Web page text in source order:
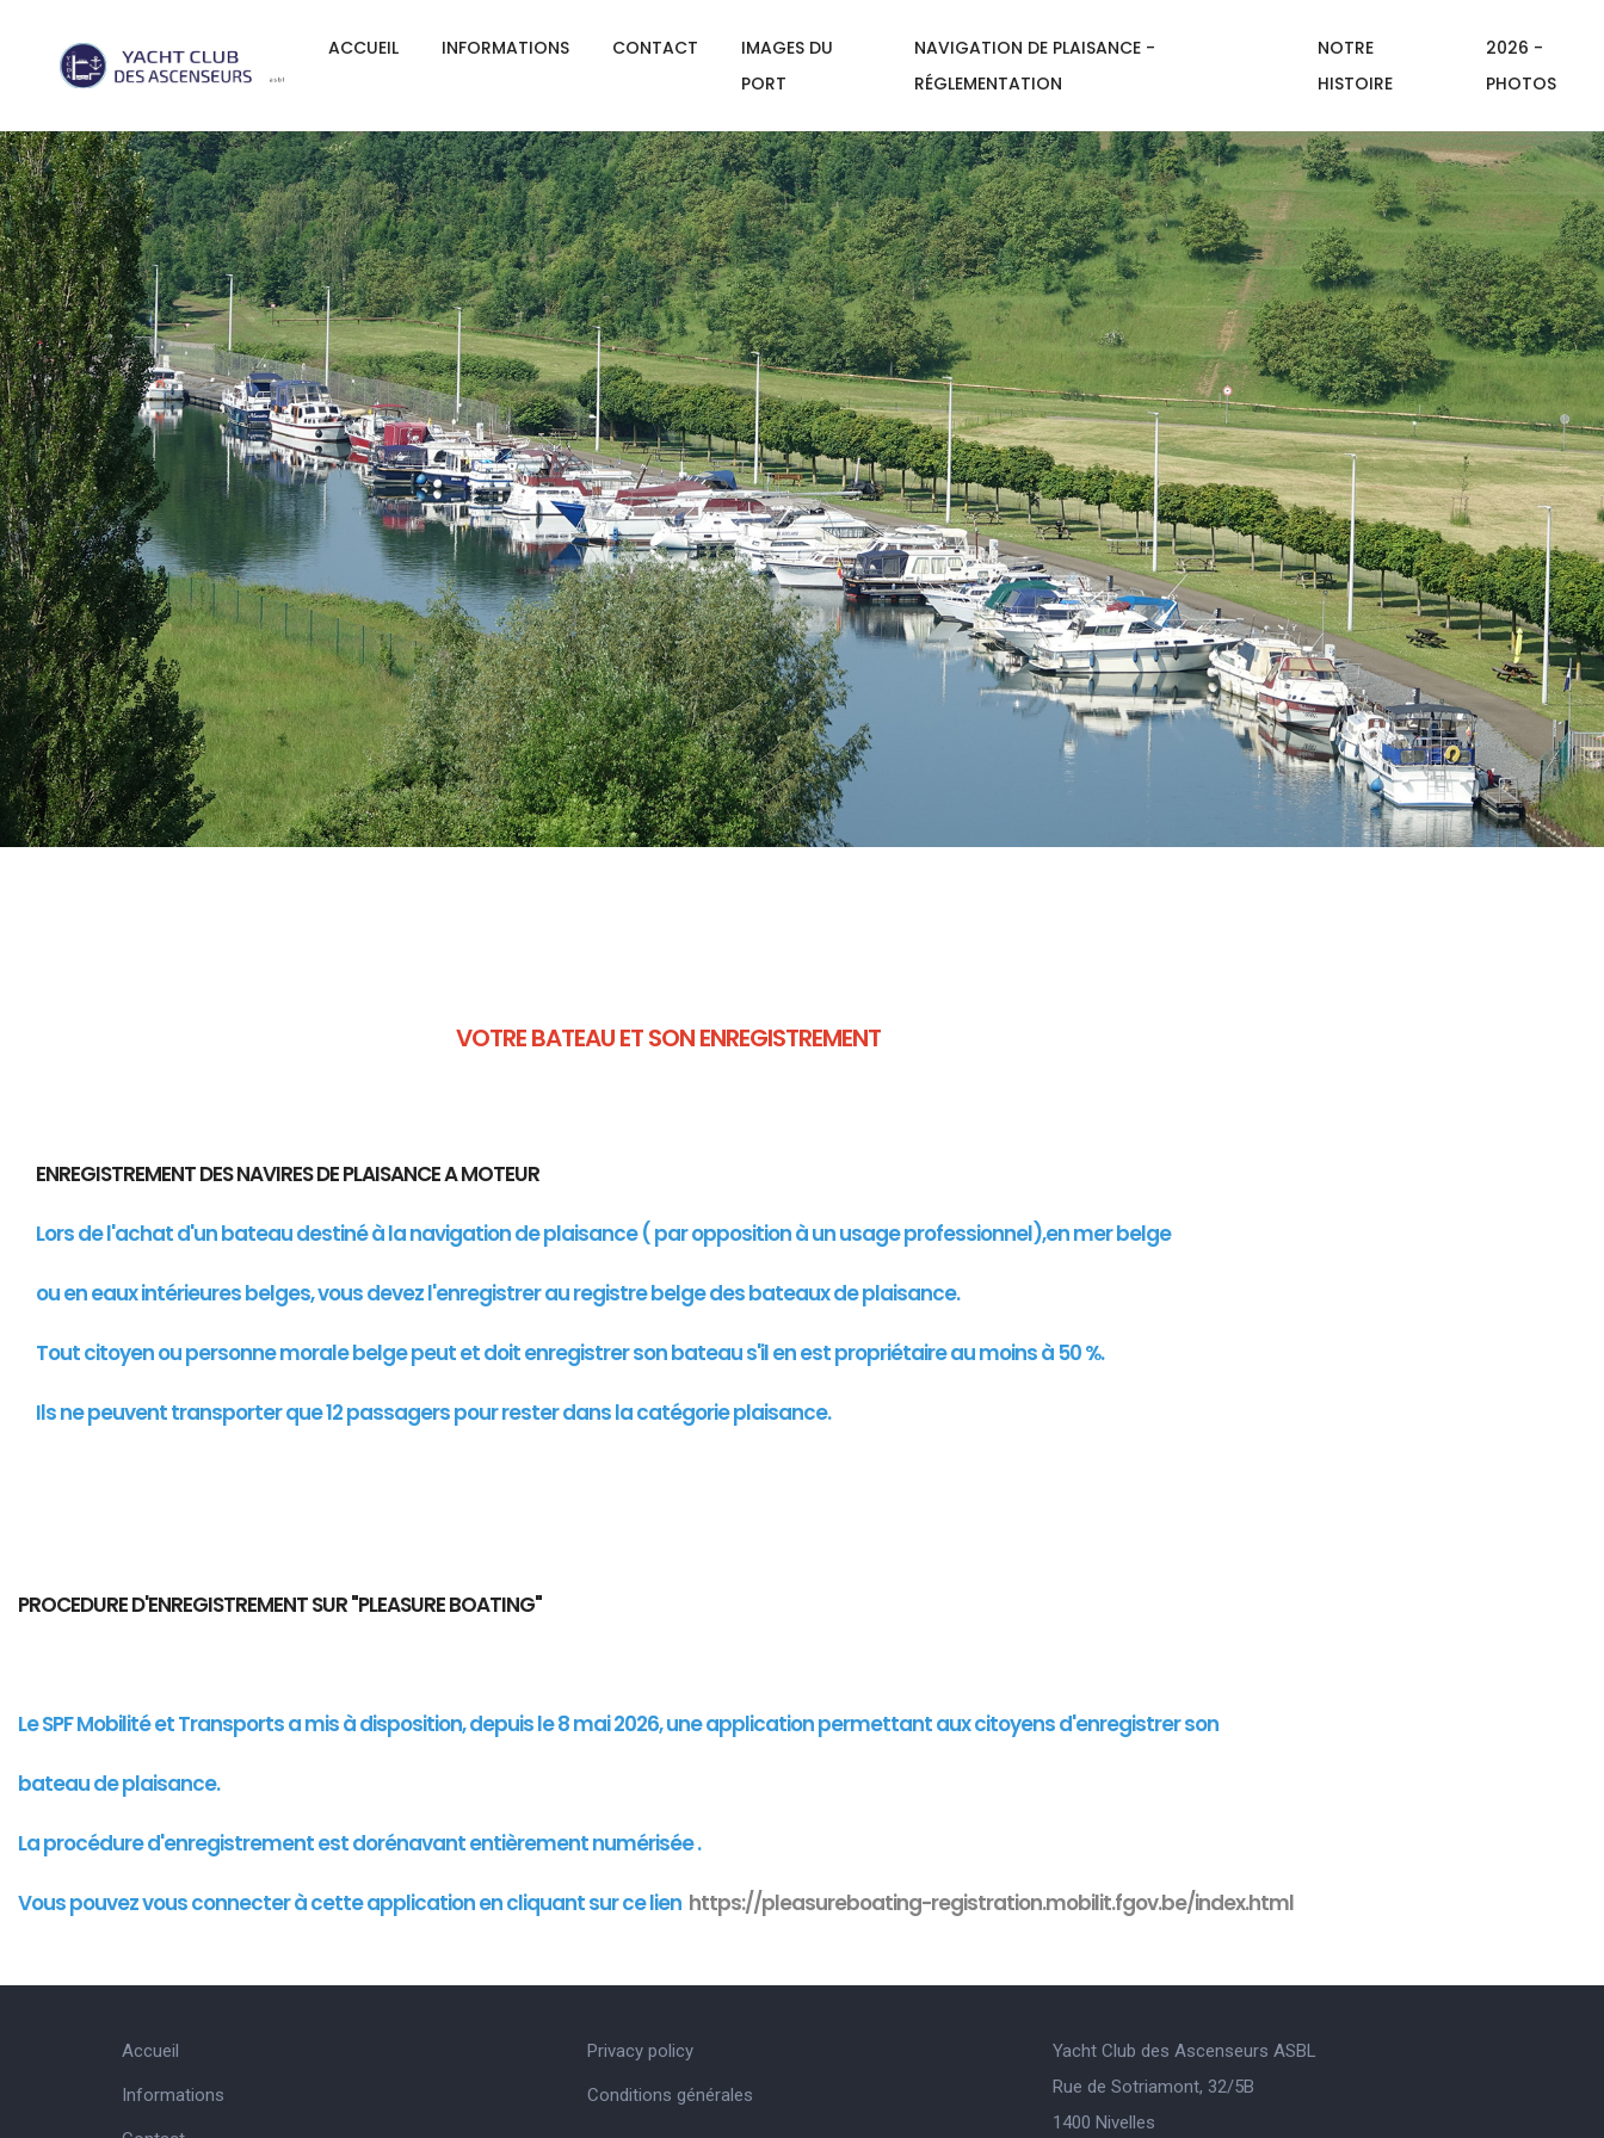
ACCUEIL INFORMATIONS CONTACT
IMAGES DU
PORT
NAVIGATION DE PLAISANCE -
RÉGLEMENTATION
NOTRE
HISTOIRE
2026 -
PHOTOS
VOTRE BATEAU ET SON ENREGISTREMENT
ENREGISTREMENT DES NAVIRES DE PLAISANCE A MOTEUR
Lors de l'achat d'un bateau destiné à la navigation de plaisance ( par opposition à un usage professionnel),en mer belge
ou en eaux intérieures belges, vous devez l'enregistrer au registre belge des bateaux de plaisance.
Tout citoyen ou personne morale belge peut et doit enregistrer son bateau s'il en est propriétaire au moins à 50 %.
Ils ne peuvent transporter que 12 passagers pour rester dans la catégorie plaisance.
PROCEDURE D'ENREGISTREMENT SUR "PLEASURE BOATING"
Le SPF Mobilité et Transports a mis à disposition, depuis le 8 mai 2026, une application permettant aux citoyens d'enregistrer son
bateau de plaisance.
La procédure d'enregistrement est dorénavant entièrement numérisée .
Vous pouvez vous connecter à cetteapplicationen cliquant sur ce lien https://pleasureboating-registration.mobilit.fgov.be/index.html
Accueil
Informations
Privacy policy
Conditions générales
Yacht Club des Ascenseurs ASBL
Rue de Sotriamont, 32/5B
1400 Nivelles